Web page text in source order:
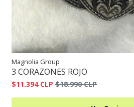
Magnolia Group
3 CORAZONES ROJO
$11.394 CLP $18.990 CLP